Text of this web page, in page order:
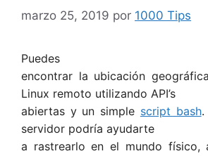
marzo 25, 2019 por 1000 Tips
Puedes
encontrar la ubicación
Linux remoto utilizando API’s
abiertas y un simple script bash.
servidor podría ayudarte
a rastrearlo en el mundo físico,